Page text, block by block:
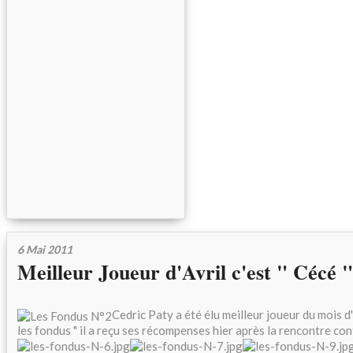
6 Mai 2011
Meilleur Joueur d'Avril c'est " Cécé "
Cedric Paty a été élu meilleur joueur du mois
les fondus " il a reçu ses récompenses hier après la rencontre